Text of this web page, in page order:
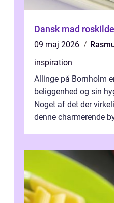
Dansk mad roskilde
09 maj 2026
inspiration
Allinge på Bornholm
beliggenhed og sin
Noget af det der
denne charmerende